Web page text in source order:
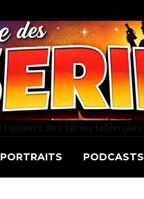
PORTRAITS PODCASTS